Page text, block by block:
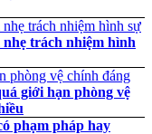
trách nhiệm hình
giới hạn phòng vệ
phạm pháp hay